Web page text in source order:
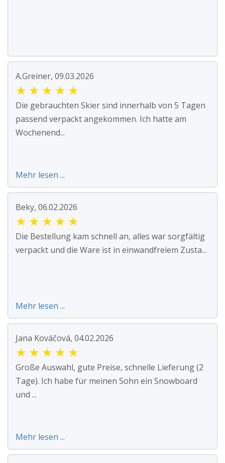
A.Greiner, 09.03.2026
★ ★ ★ ★ ★
Die gebrauchten Skier sind innerhalb von 5 Tagen
passend verpackt angekommen. Ich hatte am
Wochenend...
Mehr lesen ...
Beky, 06.02.2026
★ ★ ★ ★ ★
Die Bestellung kam schnell an, alles war sorgfältig
verpackt und die Ware ist in einwandfreiem Zusta...
Mehr lesen ...
Jana Kováčová, 04.02.2026
★ ★ ★ ★ ★
Große Auswahl, gute Preise, schnelle Lieferung (2
Tage). Ich habe für meinen Sohn ein Snowboard
und ...
Mehr lesen ...